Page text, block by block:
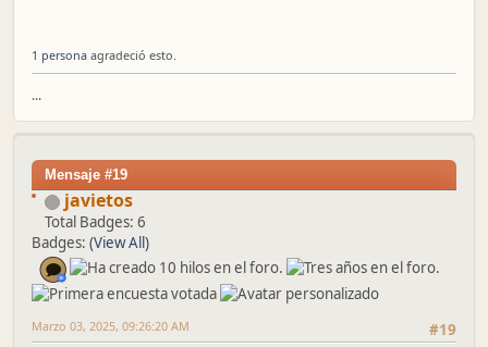
1 persona agradeció esto.
...
Mensaje #19
javietos
Total Badges: 6
Badges: (View All)
#19
Marzo 03, 2025, 09:26:20 AM